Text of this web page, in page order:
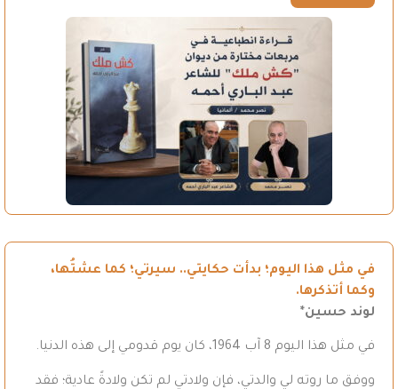
في مثل هذا اليوم؛ بدأت حكايتي.. سيرتي؛ كما عشتُها،
وكما أتذكرها.
لوند حسين*
في مثل هذا اليوم 8 آب 1964، كان يوم قدومي إلى هذه الدنيا.
ووفق ما روته لي والدتي، فإن ولادتي لم تكن ولادةً عادية؛ فقد